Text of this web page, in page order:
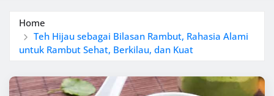
Home
Teh Hijau sebagai Bilasan Rambut, Rahasia Alami
untuk Rambut Sehat, Berkilau, dan Kuat